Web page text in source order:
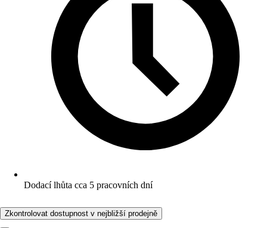
Dodací lhůta cca 5 pracovních dní
Zkontrolovat dostupnost v nejbližší prodejně